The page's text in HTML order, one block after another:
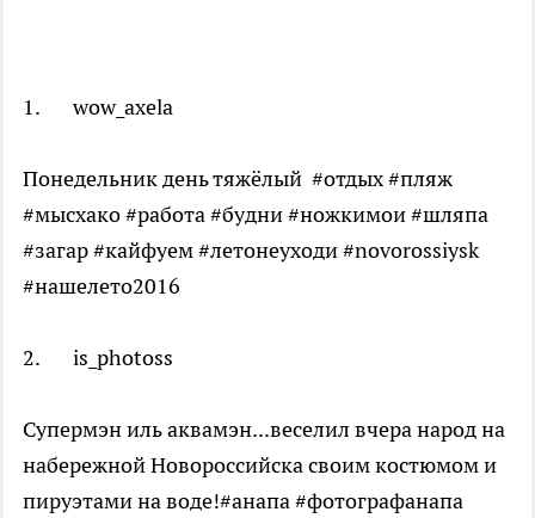
1. wow_axela
Понедельник день тяжёлый #отдых #пляж
#мысхако #работа #будни #ножкимои #шляпа
#загар #кайфуем #летонеуходи #novorossiysk
#нашелето2016
2. is_photoss
Супермэн иль аквамэн...веселил вчера народ на
набережной Новороссийска своим костюмом и
пируэтами на воде!#анапа #фотографанапа